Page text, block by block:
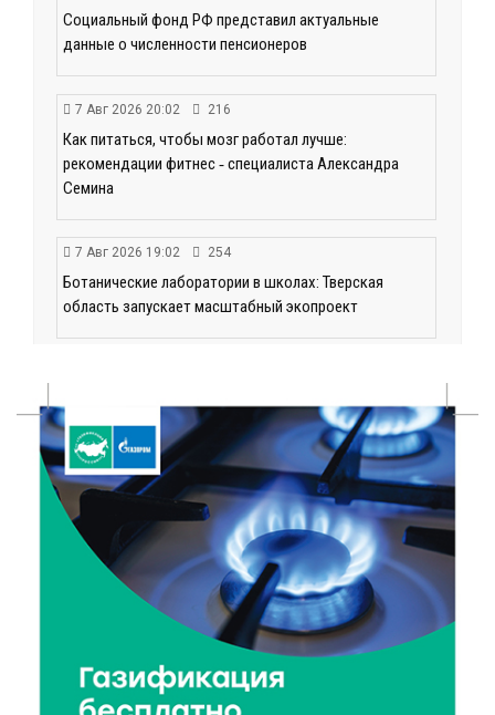
Социальный фонд РФ представил актуальные
данные о численности пенсионеров
7 Авг 2026 20:02 216
Как питаться, чтобы мозг работал лучше:
рекомендации фитнес ‑ специалиста Александра
Семина
7 Авг 2026 19:02 254
Ботанические лаборатории в школах: Тверская
область запускает масштабный экопроект
В Ржеве чествовали работников строительной
отрасли
7 Авг 2026 18:10 144
Зарядка со стражем порядка объединила детей в
«Чайке»
7 Авг 2026 18:02 345
В Нило-Столобенской пустыни началась
реставрация фасада исторической
Крестовоздвиженской церкви